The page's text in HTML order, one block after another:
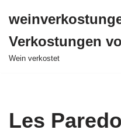
Inhalt
springen
Verkostungen
Wein verkostet
Les